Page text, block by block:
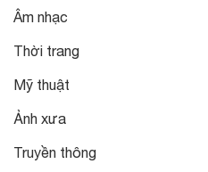
Âm nhạc
Thời trang
Mỹ thuật
Ảnh xưa
Truyền thông